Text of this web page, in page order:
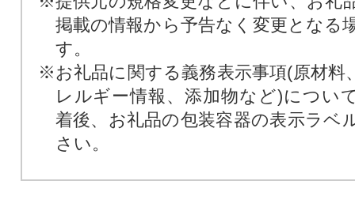
掲載の情報から予告なく変更となる
す。
※お礼品に関する義務表示事項(原材料
レルギー情報、添加物など)につい
着後、お礼品の包装容器の表示ラベ
さい。